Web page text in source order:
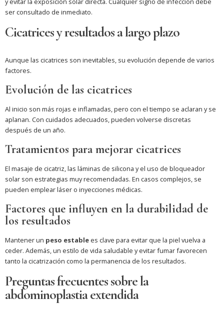
ser consultado de inmediato.
Cicatrices y resultados a largo plazo
Aunque las cicatrices son inevitables, su evolución depende de varios
factores.
Evolución de las cicatrices
Al inicio son más rojas e inflamadas, pero con el tiempo se aclaran y se
aplanan. Con cuidados adecuados, pueden volverse discretas
después de un año.
Tratamientos para mejorar cicatrices
El masaje de cicatriz, las láminas de silicona y el uso de bloqueador
solar son estrategias muy recomendadas. En casos complejos, se
pueden emplear láser o inyecciones médicas.
Factores que influyen en la durabilidad de
los resultados
Mantener un peso estable es clave para evitar que la piel vuelva a
ceder. Además, un estilo de vida saludable y evitar fumar favorecen
tanto la cicatrización como la permanencia de los resultados.
Preguntas frecuentes sobre la
abdominoplastia extendida